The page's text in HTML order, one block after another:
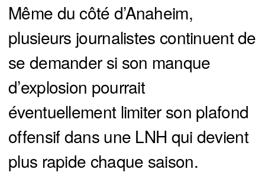
Même du côté d’Anaheim,
plusieurs journalistes continuent de
se demander si son manque
d’explosion pourrait
éventuellement limiter son plafond
offensif dans une LNH qui devient
plus rapide chaque saison.